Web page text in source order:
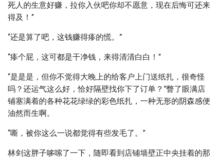
死人的生意好赚，拉你入伙吧你却不愿意，现在后悔可还来
得及！”
“还是算了吧，这钱赚得瘆的慌。”
“瘆个屁，这可都是干净钱，来得清清白白！”
“是是是，但你不觉得大晚上的给客户上门送纸扎，很奇怪
吗？还运气这么好，恰好隔壁找你下了订单？”瞥了眼满店
铺塞满着的各种花花绿绿的彩色纸扎，一种无形的阴森感便
油然而生啊。
“嘶，被你这么一说都觉得有些发毛了。”
林剑这胖子哆嗦了一下，随即看到店铺墙壁正中央挂着的那